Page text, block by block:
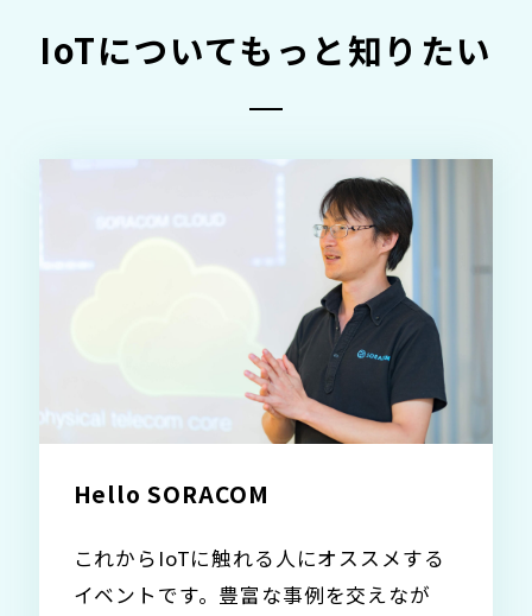
IoTについてもっと知りたい
Hello SORACOM
これからIoTに触れる人にオススメする
イベントです。豊富な事例を交えなが